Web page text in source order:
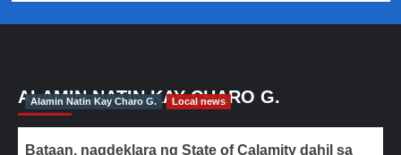
ALAMIN NATIN KAY CHARO G.
Alamin Natin Kay Charo G. Local news
Bataan, nagdeklara ng State of Calamity dahil sa